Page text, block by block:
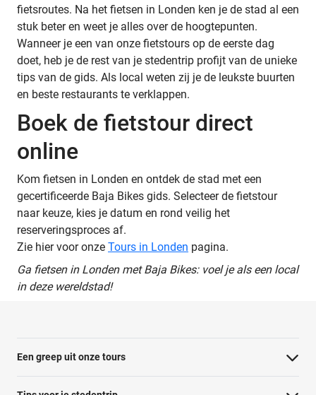
fietsroutes. Na het fietsen in Londen ken je de stad al een
stuk beter en weet je alles over de hoogtepunten.
Wanneer je een van onze fietstours op de eerste dag
doet, heb je de rest van je stedentrip profijt van de unieke
tips van de gids. Als local weten zij je de leukste buurten
en beste restaurants te verklappen.
Boek de fietstour direct
online
Kom fietsen in Londen en ontdek de stad met een
gecertificeerde Baja Bikes gids. Selecteer de fietstour
naar keuze, kies je datum en rond veilig het
reserveringsproces af.
Zie hier voor onze Tours in Londen pagina.
Ga fietsen in Londen met Baja Bikes: voel je als een local
in deze wereldstad!
Een greep uit onze tours
Barcelona Panorama tour